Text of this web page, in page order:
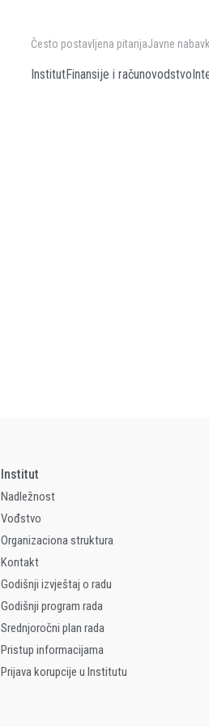
Često postavljena pitanjaJavne
InstitutFinansije i računovodstvo
Institut
Nadležnost
Vođstvo
Organizaciona struktura
Kontakt
Godišnji izvještaj o radu
Godišnji program rada
Srednjoročni plan rada
Pristup informacijama
Prijava korupcije u Institutu